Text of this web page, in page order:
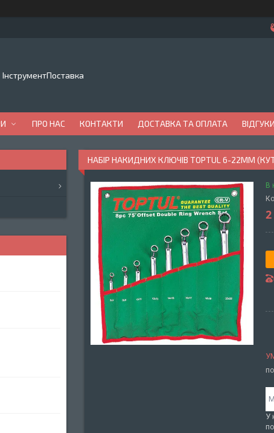
ІнструментПоставка
ПРО НАС КОНТАКТИ ДОСТАВКА ТА ОПЛАТА
НАБІР НАКИДНИХ КЛЮЧІВ TOPTUL 6-22ММ (КУТ
В
У